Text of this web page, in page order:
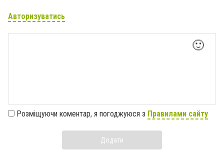
Авторизуватись
🙂
Розміщуючи коментар, я погоджуюся з Правилами сайту
Додати